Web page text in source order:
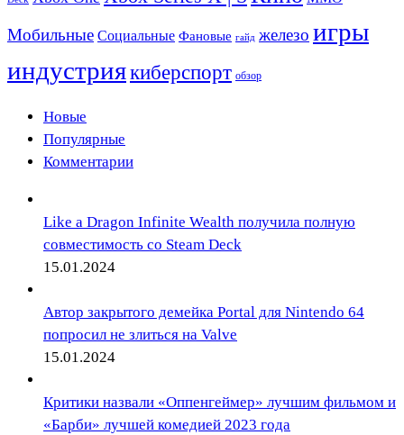
Мобильные Социальные Фановые гайд железо игры
индустриякиберспорт обзор
Новые
Популярные
Комментарии
Like a Dragon Infinite Wealth получила полную
совместимость со Steam Deck
15.01.2024
Автор закрытого демейка Portal для Nintendo 64
попросил не злиться на Valve
15.01.2024
Критики назвали «Оппенгеймер» лучшим фильмом и
«Барби» лучшей комедией 2023 года